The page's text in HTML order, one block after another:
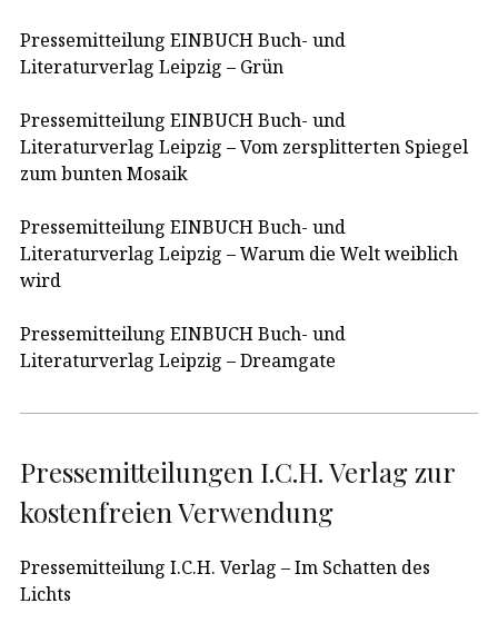
Pressemitteilung EINBUCH Buch- und
Literaturverlag Leipzig – Grün
Pressemitteilung EINBUCH Buch- und
Literaturverlag Leipzig – Vom zersplitterten Spiegel
zum bunten Mosaik
Pressemitteilung EINBUCH Buch- und
Literaturverlag Leipzig – Warum die Welt weiblich
wird
Pressemitteilung EINBUCH Buch- und
Literaturverlag Leipzig – Dreamgate
Pressemitteilungen I.C.H. Verlag zur
kostenfreien Verwendung
Pressemitteilung I.C.H. Verlag – Im Schatten des
Lichts